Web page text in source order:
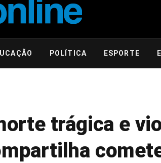
POLÍTICA ESPORTE
trágica e